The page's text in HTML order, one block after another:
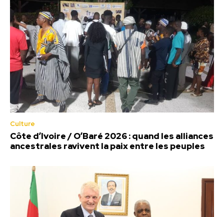
Culture
Côte d’Ivoire / O’Baré 2026 : quand les alliances
ancestrales ravivent la paix entre les peuples